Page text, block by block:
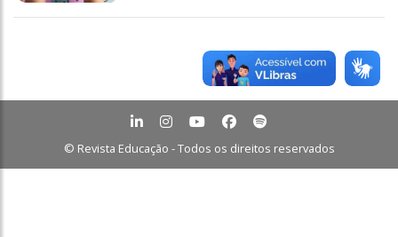
© Revista Educação - Todos os direitos reservados